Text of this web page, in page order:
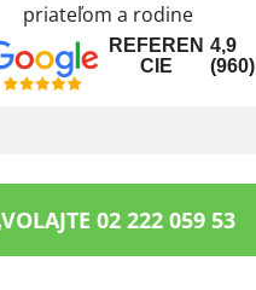
priateľom a rodine
REFEREN
CIE
4,9
(960)
VOLAJTE 02 222 059 53